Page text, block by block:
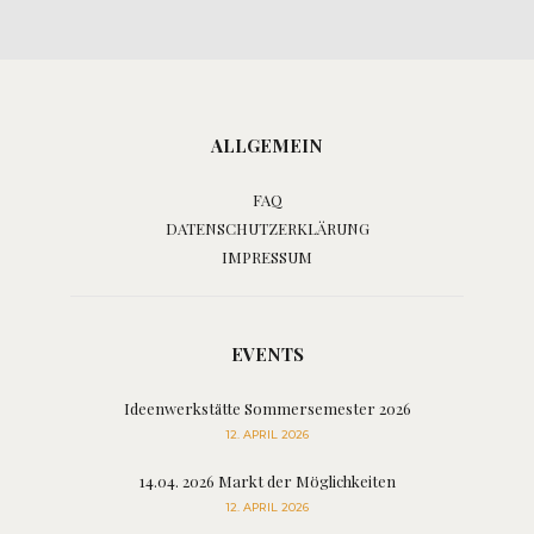
ALLGEMEIN
FAQ
DATENSCHUTZERKLÄRUNG
IMPRESSUM
EVENTS
Ideenwerkstätte Sommersemester 2026
12. APRIL 2026
14.04. 2026 Markt der Möglichkeiten
12. APRIL 2026